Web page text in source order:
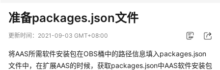
SAP
Business
One
户
指
准备packages.json文件
更新时间： 2021-09-03 GMT+08:00
将AAS所需软件安装包在OBS桶中的路径信息填入packages.json
文件中，在扩展AAS的时候，获取packages.json中AAS软件安装包